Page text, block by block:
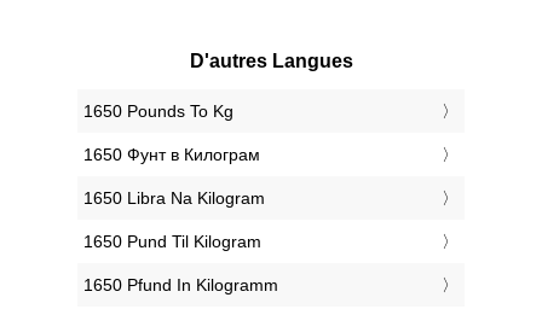
D'autres Langues
‎1650 Pounds To Kg
‎1650 Фунт в Килограм
‎1650 Libra Na Kilogram
‎1650 Pund Til Kilogram
‎1650 Pfund In Kilogramm